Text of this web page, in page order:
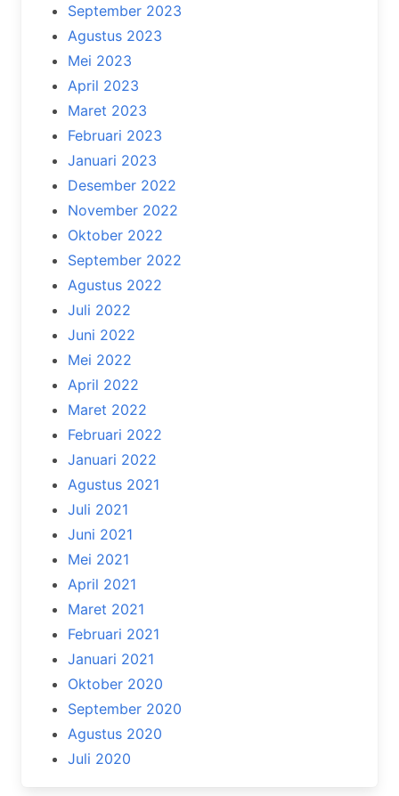
September 2023
Agustus 2023
Mei 2023
April 2023
Maret 2023
Februari 2023
Januari 2023
Desember 2022
November 2022
Oktober 2022
September 2022
Agustus 2022
Juli 2022
Juni 2022
Mei 2022
April 2022
Maret 2022
Februari 2022
Januari 2022
Agustus 2021
Juli 2021
Juni 2021
Mei 2021
April 2021
Maret 2021
Februari 2021
Januari 2021
Oktober 2020
September 2020
Agustus 2020
Juli 2020